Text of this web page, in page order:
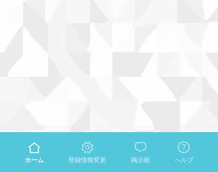
ホーム 登録情報変更 掲示板 ヘルプ